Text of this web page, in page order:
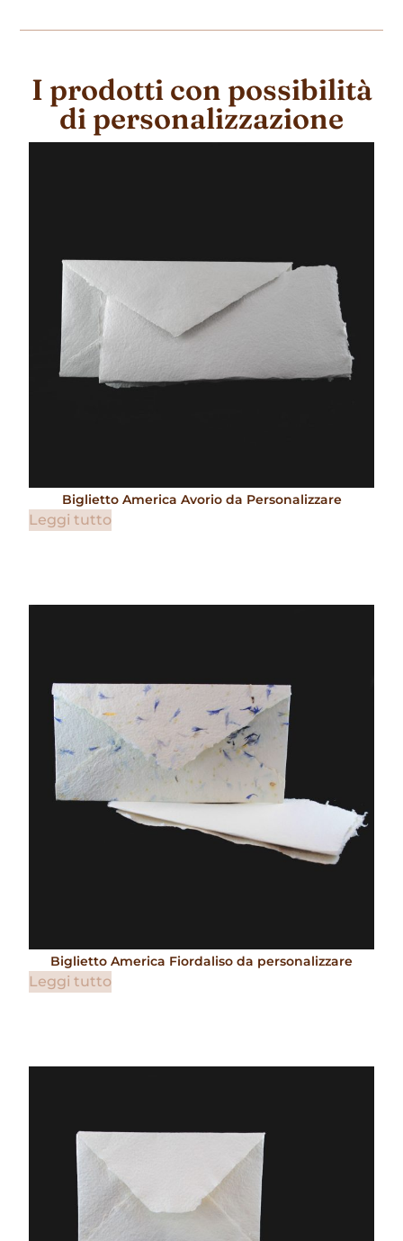
I prodotti con possibilità
di personalizzazione
Biglietto America Avorio da Personalizzare
Leggi tutto
Biglietto America Fiordaliso da personalizzare
Leggi tutto